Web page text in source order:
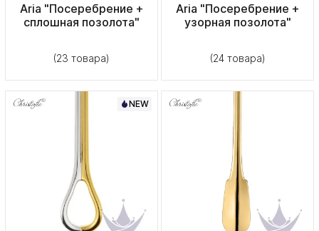
Aria "Посеребрение +
сплошная позолота"
(23 товара)
Aria "Посеребрение +
узорная позолота"
(24 товара)
NEW